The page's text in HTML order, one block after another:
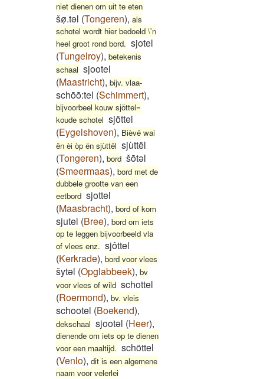
niet dienen om uit te eten
šøͅ.təl (Tongeren), als
schotel wordt hier bedoeld \'n
heel groot rond bord. sjotel
(Tungelroy), betekenis
schaal sjootel
(Maastricht), bijv. vlaa-
schōō:tel (Schimmert),
bijvoorbeel kouw sjöttel=
koude schotel sjöttel
(Eygelshoven), Bièvë wai
ën èi òp ën sjùttël sjùttël
(Tongeren), bord šōtəl
(Smeermaas), bord met de
dubbele grootte van een
eetbord sjottel
(Maasbracht), bord of kom
sjutel (Bree), bord om iets
op te leggen bijvoorbeeld vla
of vlees enz. sjôttel
(Kerkrade), bord voor vlees
šytəl (Opglabbeek), bv
voor vlees of wild schottel
(Roermond), bv. vleis
schootel (Boekend),
dekschaal sjootəl (Heer),
dienende om iets op te dienen
voor een maaltijd. schöttel
(Venlo), dit is een algemene
naam voor velerlei